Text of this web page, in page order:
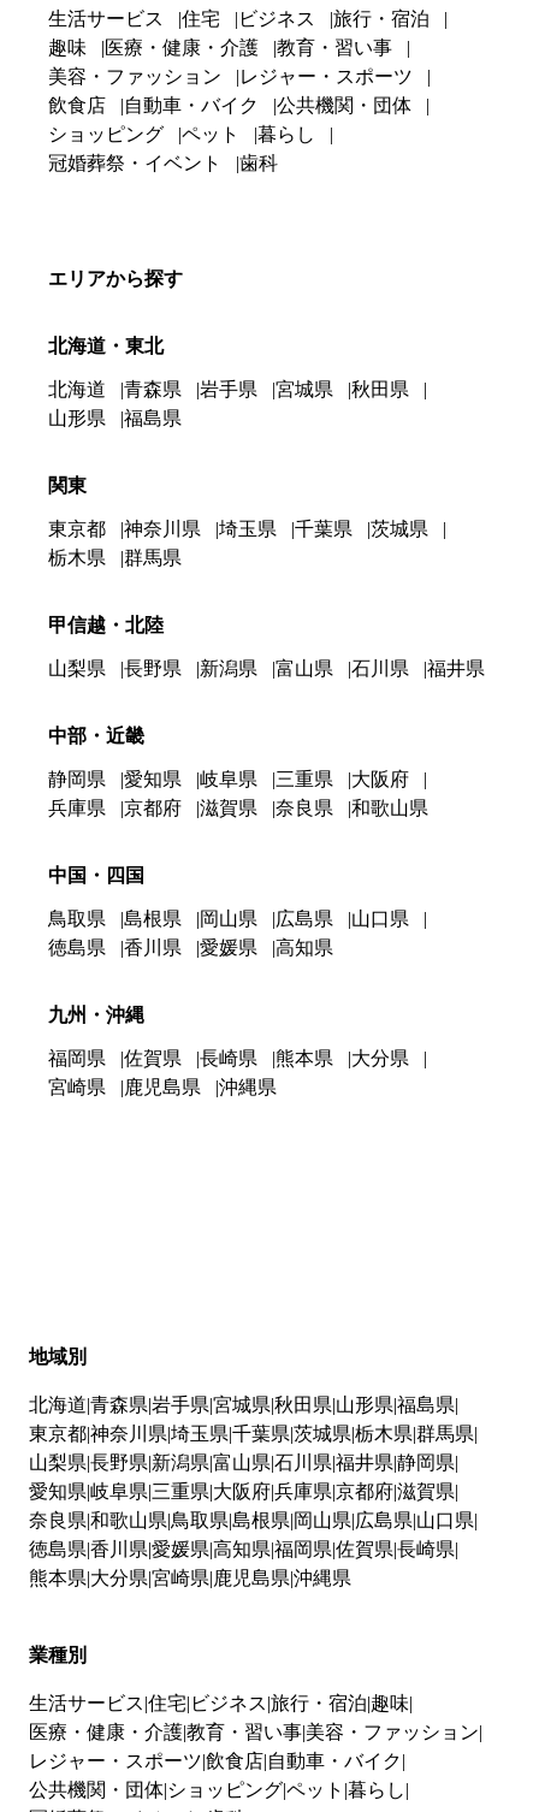
生活サービス 住宅 ビジネス
旅行・宿泊
趣味
医療・健康・介護
教育・習い事
美容・ファッション
レジャー・スポーツ
飲食店
自動車・バイク
公共機関・団体
ショッピング
ペット
暮らし
冠婚葬祭・イベント
歯科
エリアから探す
北海道・東北
北海道 青森県 岩手県 宮城県
秋田県
山形県
福島県
関東
東京都 神奈川県 埼玉県 千葉県
茨城県
栃木県
群馬県
甲信越・北陸
山梨県 長野県 新潟県 富山県 石川県 福井県
中部・近畿
静岡県 愛知県 岐阜県 三重県
大阪府
兵庫県
京都府 滋賀県 奈良県 和歌山県
中国・四国
鳥取県 島根県 岡山県 広島県
山口県
徳島県
香川県 愛媛県 高知県
九州・沖縄
福岡県 佐賀県 長崎県 熊本県
大分県
宮崎県
鹿児島県 沖縄県
地域別
北海道 青森県 岩手県 宮城県 秋田県 山形県 福島県
東京都神奈川県 埼玉県 千葉県 茨城県 栃木県 群馬県
山梨県 長野県 新潟県 富山県 石川県 福井県 静岡県
愛知県 岐阜県 三重県 大阪府兵庫県 京都府滋賀県
奈良県 和歌山県 鳥取県 島根県 岡山県 広島県 山口県
徳島県 香川県 愛媛県 高知県 福岡県 佐賀県 長崎県
熊本県 大分県 宮崎県 鹿児島県 沖縄県
業種別
生活サービス 住宅 ビジネス 旅行・宿泊 趣味
医療・健康・介護教育・習い事 美容・ファッション
レジャー・スポーツ 飲食店 自動車・バイク
公共機関・団体 ショッピングペット 暮らし